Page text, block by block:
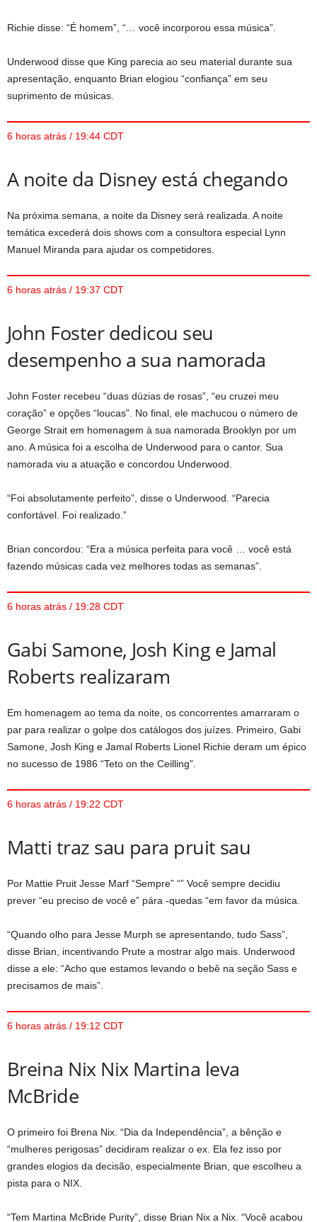
Richie disse: “É homem”, “… você incorporou essa música”.
Underwood disse que King parecia ao seu material durante sua
apresentação, enquanto Brian elogiou “confiança” em seu
suprimento de músicas.
6 horas atrás / 19:44 CDT
A noite da Disney está chegando
Na próxima semana, a noite da Disney será realizada. A noite
temática excederá dois shows com a consultora especial Lynn
Manuel Miranda para ajudar os competidores.
6 horas atrás / 19:37 CDT
John Foster dedicou seu
desempenho a sua namorada
John Foster recebeu “duas dúzias de rosas”, “eu cruzei meu
coração” e opções “loucas”. No final, ele machucou o número de
George Strait em homenagem à sua namorada Brooklyn por um
ano. A música foi a escolha de Underwood para o cantor. Sua
namorada viu a atuação e concordou Underwood.
“Foi absolutamente perfeito”, disse o Underwood. “Parecia
confortável. Foi realizado.”
Brian concordou: “Era a música perfeita para você … você está
fazendo músicas cada vez melhores todas as semanas”.
6 horas atrás / 19:28 CDT
Gabi Samone, Josh King e Jamal
Roberts realizaram
Em homenagem ao tema da noite, os concorrentes amarraram o
par para realizar o golpe dos catálogos dos juízes. Primeiro, Gabi
Samone, Josh King e Jamal Roberts Lionel Richie deram um épico
no sucesso de 1986 “Teto on the Ceilling”.
6 horas atrás / 19:22 CDT
Matti traz sau para pruit sau
Por Mattie Pruit Jesse Marf “Sempre” “” Você sempre decidiu
prever “eu preciso de você e” pára -quedas “em favor da música.
“Quando olho para Jesse Murph se apresentando, tudo Sass”,
disse Brian, incentivando Prute a mostrar algo mais. Underwood
disse a ele: “Acho que estamos levando o bebê na seção Sass e
precisamos de mais”.
6 horas atrás / 19:12 CDT
Breina Nix Nix Martina leva
McBride
O primeiro foi Brena Nix. “Dia da Independência”, a bênção e
“mulheres perigosas” decidiram realizar o ex. Ela fez isso por
grandes elogios da decisão, especialmente Brian, que escolheu a
pista para o NIX.
“Tem Martina McBride Purity”, disse Brian Nix a Nix. “Você acabou